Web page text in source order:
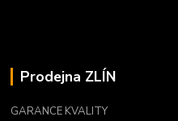
Prodejna ZLÍN
GARANCE KVALITY